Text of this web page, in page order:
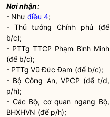
Nơi nhận:
- Nhưđiều 4;
- Thủ tướng Chính phủ (để
b/c);
- PTTg TTCP Phạm Bình Minh
(để b/c);
- PTTg Vũ Đức Đam (để b/c);
- Bộ Công An, VPCP (để t/d,
p/h);
- Các Bộ, cơ quan ngang Bộ,
BHXHVN (để p/h);